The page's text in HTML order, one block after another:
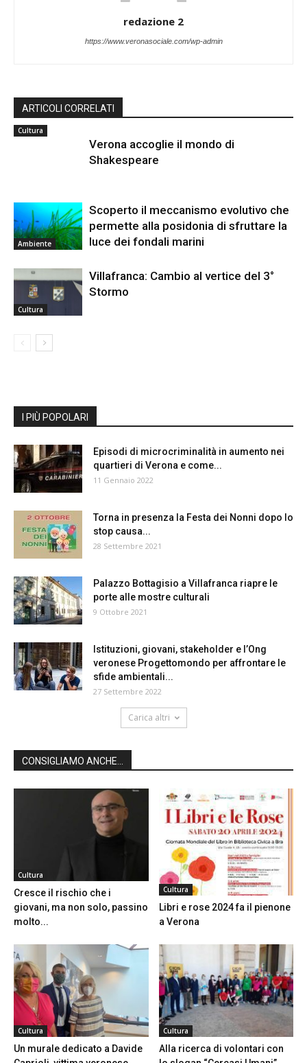
redazione 2
https://www.veronasociale.com/wp-admin
ARTICOLI CORRELATI
Cultura
Verona accoglie il mondo di
Shakespeare
Ambiente
Scoperto il meccanismo evolutivo che
permette alla posidonia di sfruttare la
luce dei fondali marini
Cultura
Villafranca: Cambio al vertice del 3°
Stormo
I PIÙ POPOLARI
Episodi di microcriminalità in aumento nei
quartieri di Verona e come...
11 Gennaio 2022
Torna in presenza la Festa dei Nonni dopo lo
stop causa...
28 Settembre 2021
Palazzo Bottagisio a Villafranca riapre le
porte alle mostre culturali
9 Ottobre 2021
Istituzioni, giovani, stakeholder e l’Ong
veronese Progettomondo per affrontare le
sfide ambientali...
27 Settembre 2022
Carica altri
CONSIGLIAMO ANCHE...
Cultura
Cresce il rischio che i
giovani, ma non solo, passino
molto...
Cultura
Libri e rose 2024 fa il pienone
a Verona
Cultura
Un murale dedicato a Davide
Cultura
Alla ricerca di volontari con